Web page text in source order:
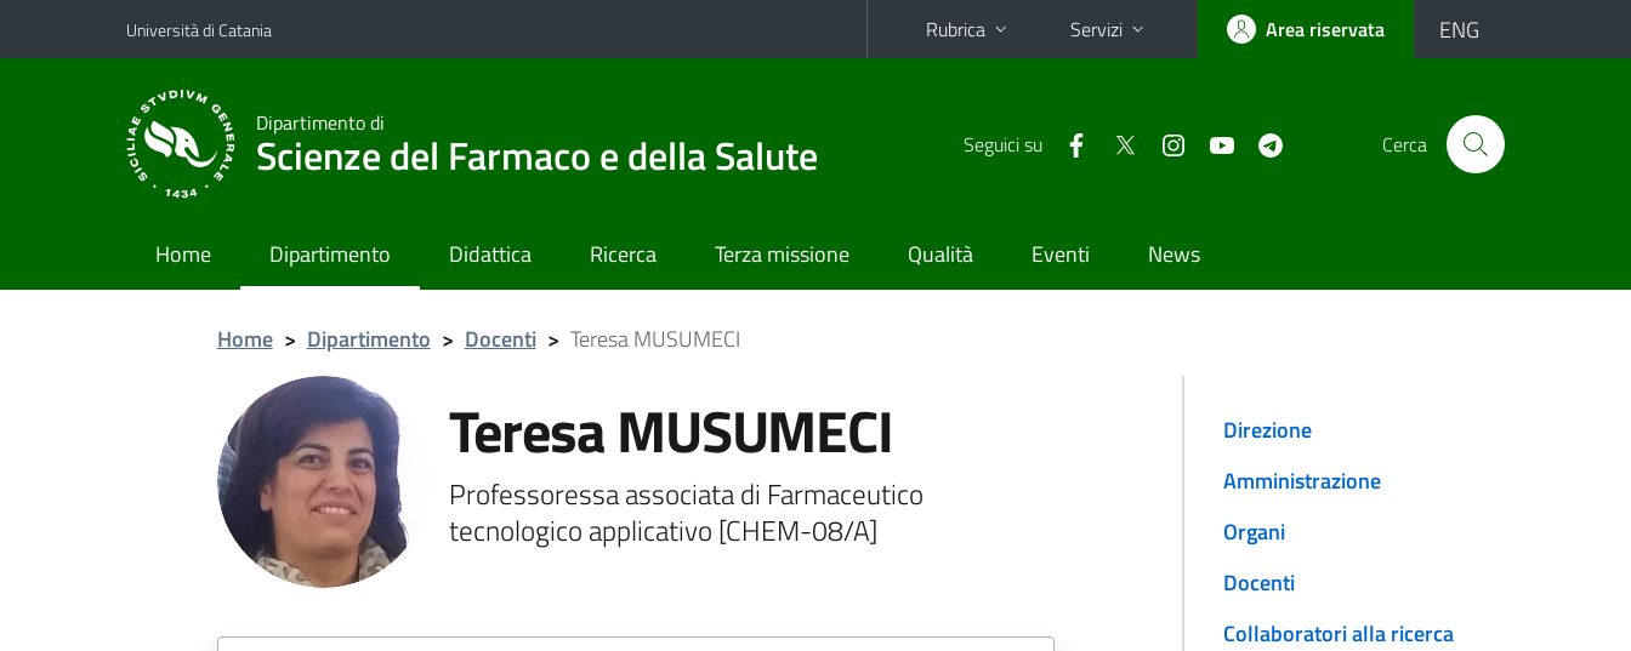
Vai al contenuto principale
Vai al menu di navigazione
Università di Catania Rubrica Servizi Area riservata ENG
Dipartimento di
Scienze del Farmaco e della Salute Seguici su Cerca
Home Dipartimento Didattica Ricerca Terza missione Qualità Eventi News
Home > Dipartimento > Docenti > Teresa MUSUMECI
Teresa MUSUMECI
Professoressa associata di Farmaceutico
tecnologico applicativo [CHEM-08/A]
Direzione
Amministrazione
Organi
Docenti
Collaboratori alla ricerca